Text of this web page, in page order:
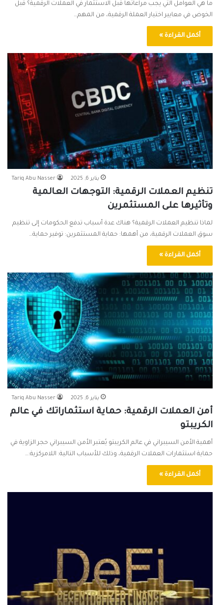
ما هي العوامل التي يجب مراعاتها قبل الاستثمار في العملات الرقمية؟ قبل
الخوض في معايير اختيار العملة الرقمية، من المهم…
أكمل القراءة »
Tariq Abu Nasser يناير 6, 2025
تنظيم العملات الرقمية: التوجهات العالمية
وتأثيرها على المستثمرين
لماذا تنظيم العملات الرقمية؟ هناك عدة أسباب تدفع الحكومات إلى تنظيم
سوق العملات الرقمية، من أهمها: حماية المستثمرين: توفير حماية…
أكمل القراءة »
Tariq Abu Nasser يناير 6, 2025
أمن العملات الرقمية: حماية استثماراتك في عالم
الكريبتو
أهمية الأمن السيبراني في عالم الكريبتو يُعتبر الأمن السيبراني حجر الزاوية في
حماية استثمارات العملات الرقمية، وذلك للأسباب التالية: اللامركزية:…
أكمل القراءة »